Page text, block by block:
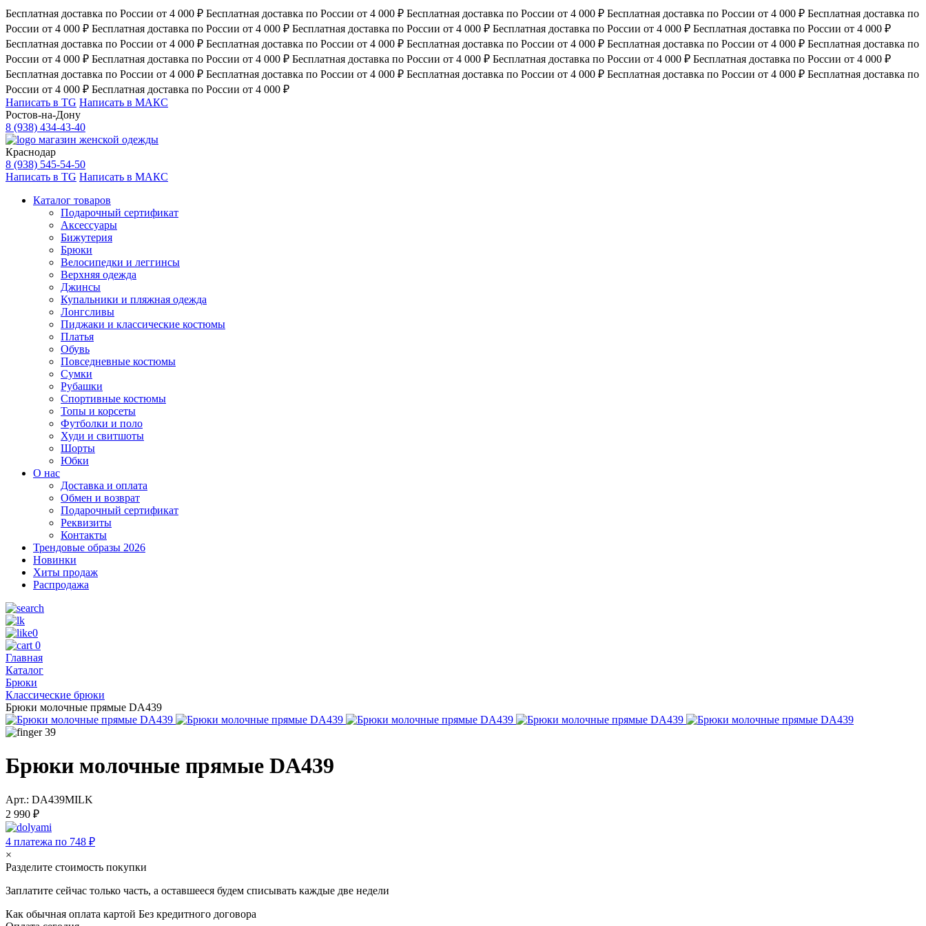
Бесплатная доставка по России от 4 000 ₽ Бесплатная доставка по России от 4 000 ₽ Бесплатная доставка по России от 4 000 ₽ Бесплатная доставка по России от 4 000 ₽ Бесплатная доставка по
России от 4 000 ₽ Бесплатная доставка по России от 4 000 ₽ Бесплатная доставка по России от 4 000 ₽ Бесплатная доставка по России от 4 000 ₽ Бесплатная доставка по России от 4 000 ₽
Бесплатная доставка по России от 4 000 ₽ Бесплатная доставка по России от 4 000 ₽ Бесплатная доставка по России от 4 000 ₽ Бесплатная доставка по России от 4 000 ₽ Бесплатная доставка по
России от 4 000 ₽ Бесплатная доставка по России от 4 000 ₽ Бесплатная доставка по России от 4 000 ₽ Бесплатная доставка по России от 4 000 ₽ Бесплатная доставка по России от 4 000 ₽
Бесплатная доставка по России от 4 000 ₽ Бесплатная доставка по России от 4 000 ₽ Бесплатная доставка по России от 4 000 ₽ Бесплатная доставка по России от 4 000 ₽ Бесплатная доставка по
России от 4 000 ₽ Бесплатная доставка по России от 4 000 ₽
Написать в TG Написать в МАКС
Ростов-на-Дону
8 (938) 434-43-40
магазин женской одежды
Краснодар
8 (938) 545-54-50
Написать в TG Написать в МАКС
Каталог товаров
Подарочный сертификат
Аксессуары
Бижутерия
Брюки
Велосипедки и леггинсы
Верхняя одежда
Джинсы
Купальники и пляжная одежда
Лонгсливы
Пиджаки и классические костюмы
Платья
Обувь
Повседневные костюмы
Сумки
Рубашки
Спортивные костюмы
Топы и корсеты
Футболки и поло
Худи и свитшоты
Шорты
Юбки
О нас
Доставка и оплата
Обмен и возврат
Подарочный сертификат
Реквизиты
Контакты
Трендовые образы 2026
Новинки
Хиты продаж
Распродажа
0
0
Главная
Каталог
Брюки
Классические брюки
Брюки молочные прямые DA439
39
Брюки молочные прямые DA439
Арт.: DA439MILK
2 990 ₽
4 платежа по 748 ₽
×
Разделите стоимость покупки
Заплатите сейчас только часть, а оставшееся будем списывать каждые две недели
Как обычная оплата картой Без кредитного договора